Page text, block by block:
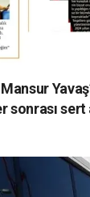
sonrası